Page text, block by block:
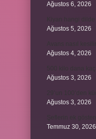
Ağustos 6, 2026
Ağustos 5, 2026
Ağustos 4, 2026
Ağustos 3, 2026
Ağustos 3, 2026
Temmuz 30, 2026